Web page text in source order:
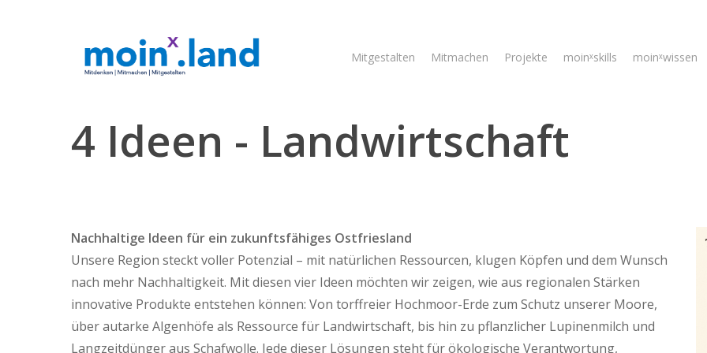
Hit enter to search or ESC to close
Mitgestalten Mitmachen Projekte moinˣskills moinˣwissen
4 Ideen - Landwirtschaft
Nachhaltige Ideen für ein zukunftsfähiges Ostfriesland
Unsere Region steckt voller Potenzial – mit natürlichen Ressourcen, klugen Köpfen und dem Wunsch
nach mehr Nachhaltigkeit. Mit diesen vier Ideen möchten wir zeigen, wie aus regionalen Stärken
innovative Produkte entstehen können: Von torffreier Hochmoor-Erde zum Schutz unserer Moore,
über autarke Algenhöfe als Ressource für Landwirtschaft, bis hin zu pflanzlicher Lupinenmilch und
Langzeitdünger aus Schafwolle. Jede dieser Lösungen steht für ökologische Verantwortung,